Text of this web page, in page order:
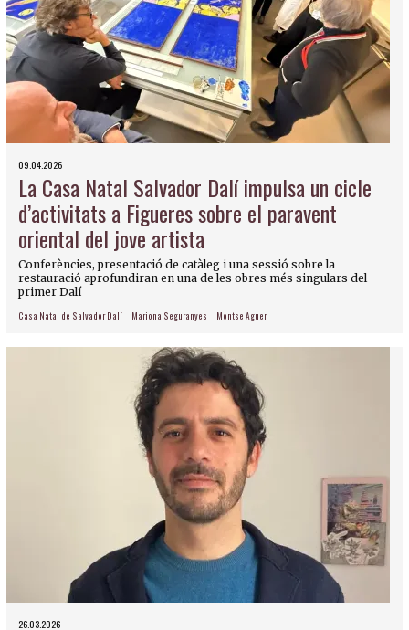
09.04.2026
La Casa Natal Salvador Dalí impulsa un cicle
d’activitats a Figueres sobre el paravent
oriental del jove artista
Conferències, presentació de catàleg i una sessió sobre la
restauració aprofundiran en una de les obres més singulars del
primer Dalí
Casa Natal de Salvador Dalí Mariona Seguranyes Montse Aguer
26.03.2026